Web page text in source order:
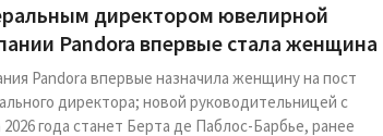
директором ювелирной
Pandora впервые стала женщина
Pandora впервые назначила женщину на пост
директора; новой руководительницей с
2026 года станет Берта де Паблос-Барбье, ранее